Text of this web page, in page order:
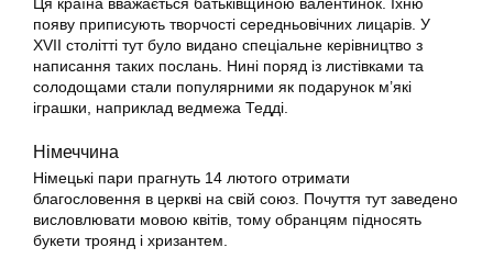
появу приписують творчості середньовічних лицарів. У
XVII столітті тут було видано спеціальне керівництво з
написання таких послань. Нині поряд із листівками та
солодощами стали популярними як подарунок м’які
іграшки, наприклад ведмежа Тедді.
Німеччина
Німецькі пари прагнуть 14 лютого отримати
благословення в церкві на свій союз. Почуття тут заведено
висловлювати мовою квітів, тому обранцям підносять
букети троянд і хризантем.